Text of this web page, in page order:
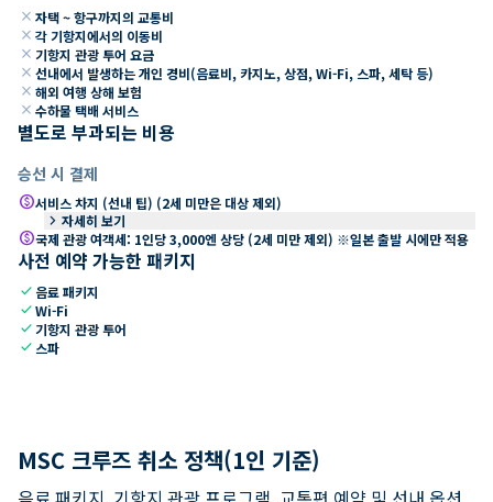
close 자택 ~ 항구까지의 교통비
close 각 기항지에서의 이동비
close 기항지 관광 투어 요금
close 선내에서 발생하는 개인 경비(음료비, 카지노, 상점, Wi-Fi, 스파, 세탁 등)
close 해외 여행 상해 보험
close 수하물 택배 서비스
별도로 부과되는 비용
승선 시 결제
paid서비스 차지 (선내 팁) (2세 미만은 대상 제외)
keyboard_arrow_right 자세히 보기
paid국제 관광 여객세: 1인당 3,000엔 상당 (2세 미만 제외) ※일본 출발 시에만 적용
사전 예약 가능한 패키지
check 음료 패키지
checkWi-Fi
check 기항지 관광 투어
check 스파
MSC 크루즈 취소 정책(1인 기준)